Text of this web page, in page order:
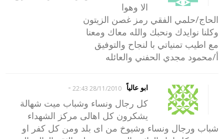
الا وهوا
الحاج/حلمي الفقي رمز غصن الزيتون
وكلنا نوايدك ونحبك والله معاك ومعنا
مع اطيب تمنياتي با لنجاح والتوفيق
أ/محمود مجدي الحفني والعائله
ابو عالياً 28/11/2010 22:43
-
كل رجال ونساء وشباب ميت شهالة
يشكرون كل اهالى مركز الشهداء
شباب ورجال ونساء وشيوخ من اى بلد ومن كل كفر او